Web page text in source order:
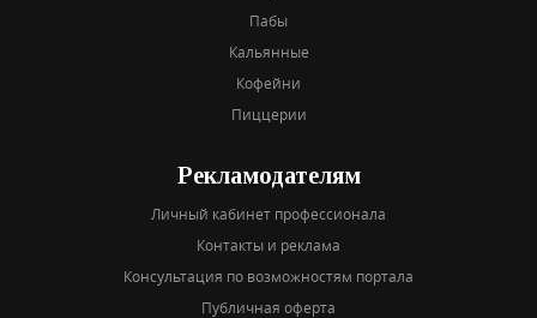
Пабы
Кальянные
Кофейни
Пиццерии
Рекламодателям
Личный кабинет профессионала
Контакты и реклама
Консультация по возможностям портала
Публичная оферта